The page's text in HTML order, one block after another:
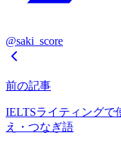
@saki_score
前の記事
IELTSライティングで
え・つなぎ語